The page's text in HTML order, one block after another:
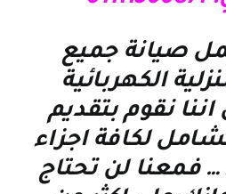
صيانة جميع
الكهربائية
اننا نقوم بتقديم
لكافة اجزاء
… فمعنا لن تحتاج